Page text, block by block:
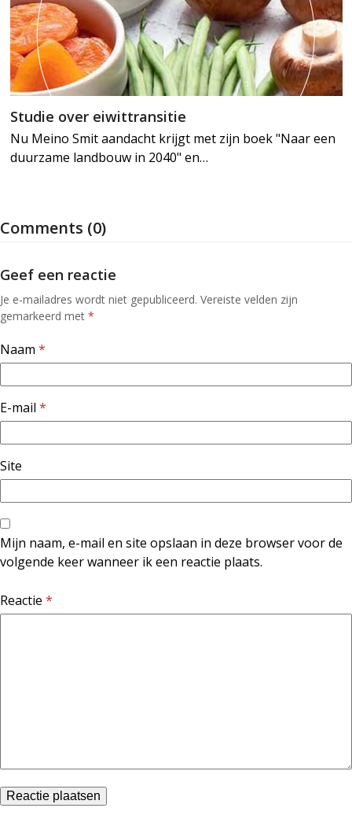
Studie over eiwittransitie
Nu Meino Smit aandacht krijgt met zijn boek "Naar een
duurzame landbouw in 2040" en…
Comments (0)
Geef een reactie
Je e-mailadres wordt niet gepubliceerd. Vereiste velden zijn
gemarkeerd met *
Naam *
E-mail *
Site
Mijn naam, e-mail en site opslaan in deze browser voor de
volgende keer wanneer ik een reactie plaats.
Reactie *